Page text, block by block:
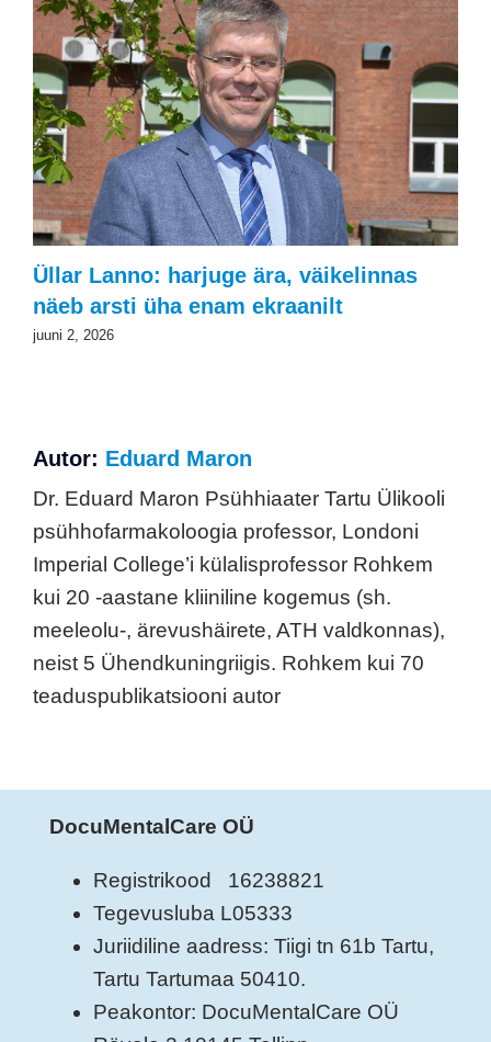
Üllar Lanno: harjuge ära, väikelinnas
näeb arsti üha enam ekraanilt
juuni 2, 2026
Autor: Eduard Maron
Dr. Eduard Maron Psühhiaater Tartu Ülikooli
psühhofarmakoloogia professor, Londoni
Imperial College’i külalisprofessor Rohkem
kui 20 -aastane kliiniline kogemus (sh.
meeleolu-, ärevushäirete, ATH valdkonnas),
neist 5 Ühendkuningriigis. Rohkem kui 70
teaduspublikatsiooni autor
DocuMentalCare OÜ
Registrikood 16238821
Tegevusluba L05333
Juriidiline aadress: Tiigi tn 61b Tartu,
Tartu Tartumaa 50410.
Peakontor: DocuMentalCare OÜ